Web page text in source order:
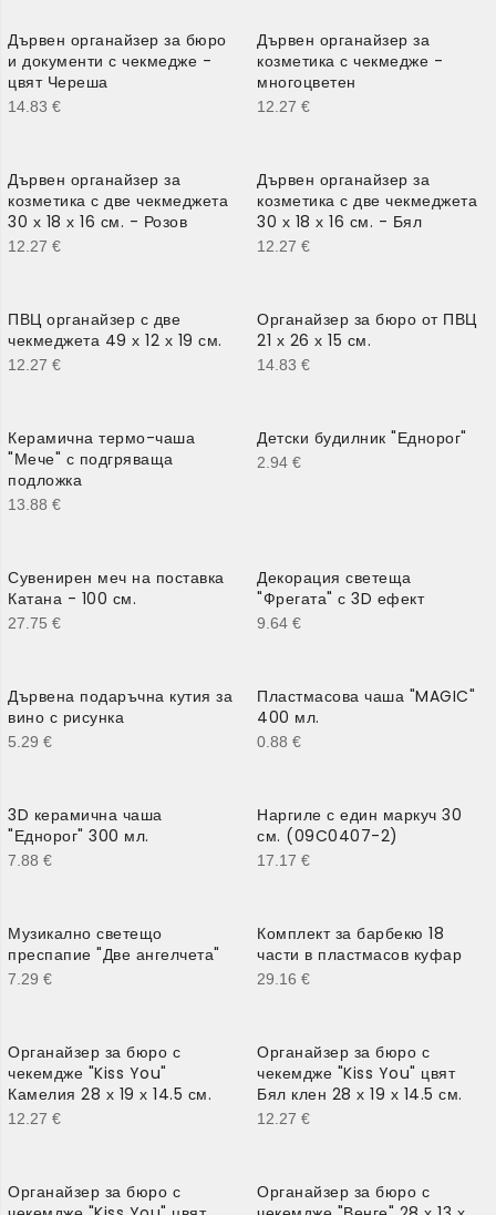
Дървен органайзер за бюро
и документи с чекмедже -
цвят Череша
14.83 €
Дървен органайзер за
козметика с чекмедже -
многоцветен
12.27 €
Дървен органайзер за
козметика с две чекмеджета
30 х 18 х 16 см. - Розов
12.27 €
Дървен органайзер за
козметика с две чекмеджета
30 х 18 х 16 см. - Бял
12.27 €
ПВЦ органайзер с две
чекмеджета 49 х 12 х 19 см.
12.27 €
Органайзер за бюро от ПВЦ
21 х 26 х 15 см.
14.83 €
Керамична термо-чаша
"Мече" с подгряваща
подложка
13.88 €
Детски будилник "Еднорог"
2.94 €
Сувенирен меч на поставка
Катана - 100 см.
27.75 €
Декорация светеща
"Фрегата" с 3D ефект
9.64 €
Дървена подаръчна кутия за
вино с рисунка
5.29 €
Пластмасова чаша "MAGIC"
400 мл.
0.88 €
3D керамична чаша
"Еднорог" 300 мл.
7.88 €
Наргиле с един маркуч 30
см. (09C0407-2)
17.17 €
Музикално светещо
преспапие "Две ангелчета"
7.29 €
Комплект за барбекю 18
части в пластмасов куфар
29.16 €
Органайзер за бюро с
чекемдже "Kiss You"
Камелия 28 х 19 х 14.5 см.
12.27 €
Органайзер за бюро с
чекемдже "Kiss You" цвят
Бял клен 28 х 19 х 14.5 см.
12.27 €
Органайзер за бюро с
Органайзер за бюро с